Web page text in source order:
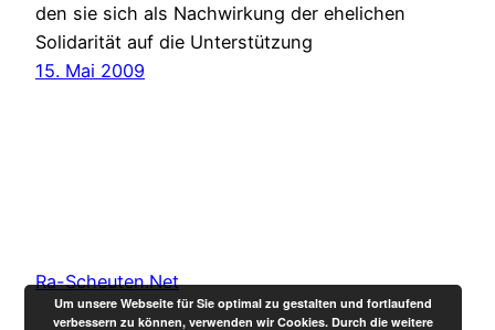
den sie sich als Nachwirkung der ehelichen
Solidarität auf die Unterstützung
15. Mai 2009
Ra-Scheuten.Net
Um unsere Webseite für Sie optimal zu gestalten und fortlaufend
verbessern zu können, verwenden wir Cookies. Durch die weitere